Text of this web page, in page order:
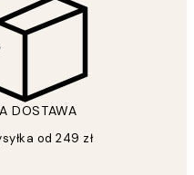
DOSTAWA
od 249 zł